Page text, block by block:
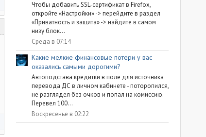
Чтобы добавить SSL-сертификат в Firefox,
откройте «Настройки» -> перейдите в раздел
«Приватность и защита» -> найдите в самом
низу блок...
Среда в 07:14
Какие мелкие финансовые потери у вас
оказались самыми дорогими?
Автоподстава кредитки в поле для источника
перевода ДС в личном кабинете - поторопился,
не разглядел без очков и попал на комиссию.
Перевел 100...
Воскресенье в 02:22